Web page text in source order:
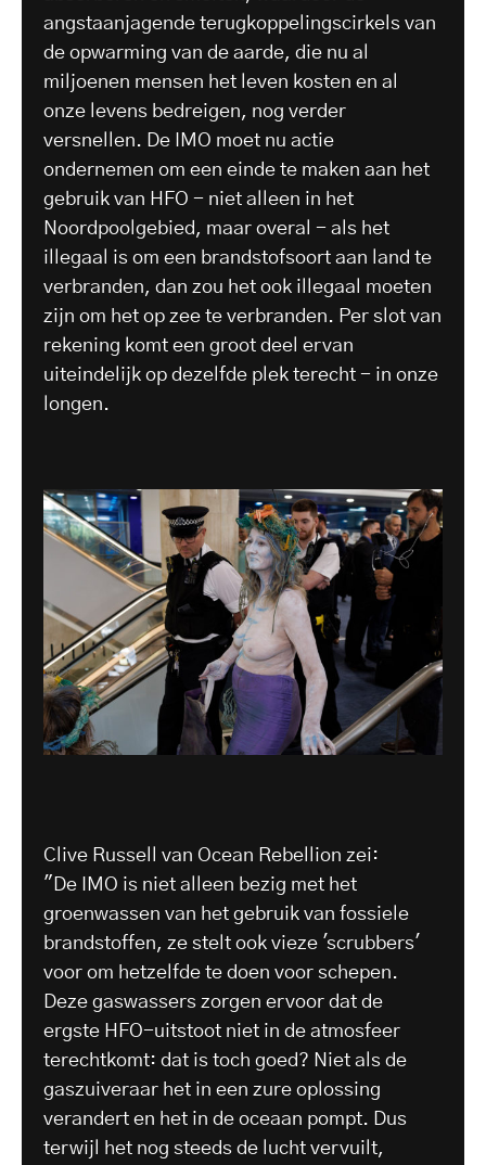
angstaanjagende terugkoppelingscirkels van
de opwarming van de aarde, die nu al
miljoenen mensen het leven kosten en al
onze levens bedreigen, nog verder
versnellen. De IMO moet nu actie
ondernemen om een einde te maken aan het
gebruik van HFO - niet alleen in het
Noordpoolgebied, maar overal - als het
illegaal is om een brandstofsoort aan land te
verbranden, dan zou het ook illegaal moeten
zijn om het op zee te verbranden. Per slot van
rekening komt een groot deel ervan
uiteindelijk op dezelfde plek terecht - in onze
longen.
Clive Russell van Ocean Rebellion zei:
"De IMO is niet alleen bezig met het
groenwassen van het gebruik van fossiele
brandstoffen, ze stelt ook vieze 'scrubbers'
voor om hetzelfde te doen voor schepen.
Deze gaswassers zorgen ervoor dat de
ergste HFO-uitstoot niet in de atmosfeer
terechtkomt: dat is toch goed? Niet als de
gaszuiveraar het in een zure oplossing
verandert en het in de oceaan pompt. Dus
terwijl het nog steeds de lucht vervuilt,